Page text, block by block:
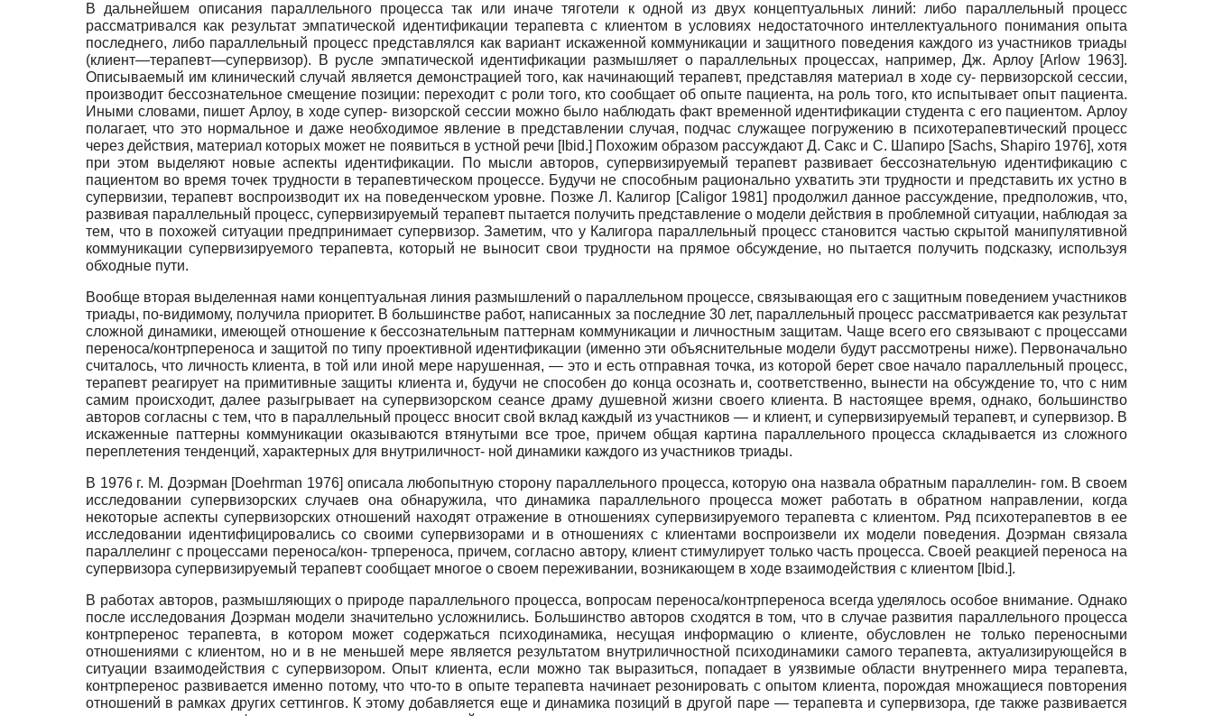
В дальнейшем описания параллельного процесса так или иначе тяготели к одной из двух концептуальных линий: либо параллельный процесс
рассматривался как результат эмпатической идентификации терапевта с клиентом в условиях недостаточного интеллектуального понимания опыта
последнего, либо параллельный процесс представлялся как вариант искаженной коммуникации и защитного поведения каждого из участников триады
(клиент—терапевт—супервизор). В русле эмпатической идентификации размышляет о параллельных процессах, например, Дж. Арлоу [Arlow 1963].
Описываемый им клинический случай является демонстрацией того, как начинающий терапевт, представляя материал в ходе су- первизорской сессии,
производит бессознательное смещение позиции: переходит с роли того, кто сообщает об опыте пациента, на роль того, кто испытывает опыт пациента.
Иными словами, пишет Арлоу, в ходе супер- визорской сессии можно было наблюдать факт временной идентификации студента с его пациентом. Арлоу
полагает, что это нормальное и даже необходимое явление в представлении случая, подчас служащее погружению в психотерапевтический процесс
через действия, материал которых может не появиться в устной речи [Ibid.] Похожим образом рассуждают Д. Сакс и С. Шапиро [Sachs, Shapiro 1976], хотя
при этом выделяют новые аспекты идентификации. По мысли авторов, супервизируемый терапевт развивает бессознательную идентификацию с
пациентом во время точек трудности в терапевтическом процессе. Будучи не способным рационально ухватить эти трудности и представить их устно в
супервизии, терапевт воспроизводит их на поведенческом уровне. Позже Л. Калигор [Caligor 1981] продолжил данное рассуждение, предположив, что,
развивая параллельный процесс, супервизируемый терапевт пытается получить представление о модели действия в проблемной ситуации, наблюдая за
тем, что в похожей ситуации предпринимает супервизор. Заметим, что у Калигора параллельный процесс становится частью скрытой манипуля­тивной
коммуникации супервизируемого терапевта, который не выносит свои трудности на прямое обсуждение, но пытается получить подсказку, используя
обходные пути.
Вообще вторая выделенная нами концептуальная линия размышлений о параллельном процессе, связывающая его с защитным поведением участников
триады, по-видимому, получила приоритет. В большинстве работ, написанных за последние 30 лет, параллельный процесс рассматривается как результат
сложной динамики, имеющей отношение к бессознательным паттернам коммуникации и личностным защитам. Чаще всего его связывают с процессами
переноса/контрпереноса и защитой по типу проективной идентификации (именно эти объяснительные модели будут рассмотрены ниже). Первоначально
считалось, что личность клиента, в той или иной мере нарушенная, — это и есть отправная точка, из которой берет свое начало параллельный процесс,
терапевт реагирует на примитивные защиты клиента и, будучи не способен до конца осознать и, соответственно, вынести на обсуждение то, что с ним
самим происходит, далее разыгрывает на супервизорском сеансе драму душевной жизни своего клиента. В настоящее время, однако, большинство
авторов согласны с тем, что в параллельный процесс вносит свой вклад каждый из участников — и клиент, и супервизируемый терапевт, и супервизор. В
искаженные паттерны коммуникации оказываются втянутыми все трое, причем общая картина параллельного процесса складывается из сложного
переплетения тенденций, характерных для внутриличност- ной динамики каждого из участников триады.
В 1976 г. М. Доэрман [Doehrman 1976] описала любопытную сторону параллельного процесса, которую она назвала обратным параллелин- гом. В своем
исследовании супервизорских случаев она обнаружила, что динамика параллельного процесса может работать в обратном направлении, когда
некоторые аспекты супервизорских отношений находят отражение в отношениях супервизируемого терапевта с клиентом. Ряд психотерапевтов в ее
исследовании идентифицировались со своими супервизорами и в отношениях с клиентами воспроизвели их модели поведения. Доэрман связала
параллелинг с процессами переноса/кон- трпереноса, причем, согласно автору, клиент стимулирует только часть процесса. Своей реакцией переноса на
супервизора супервизируемый терапевт сообщает многое о своем переживании, возникающем в ходе взаимодействия с клиентом [Ibid.].
В работах авторов, размышляющих о природе параллельного процесса, вопросам переноса/контрпереноса всегда уделялось особое внимание. Однако
после исследования Доэрман модели значительно усложнились. Большинство авторов сходятся в том, что в случае развития параллельного процесса
контрперенос терапевта, в котором может содержаться психодинамика, несущая информацию о клиенте, обусловлен не только переносными
отношениями с клиентом, но и в не меньшей мере является результатом внутриличностной психодинамики самого терапевта, актуализирующейся в
ситуации взаимодействия с супервизором. Опыт клиента, если можно так выразиться, попадает в уязвимые области внутреннего мира терапевта,
контрперенос развивается именно потому, что что-то в опыте терапевта начинает резонировать с опытом клиента, порождая множащиеся повторения
отношений в рамках других сеттингов. К этому добавляется еще и динамика позиций в другой паре — терапевта и супервизора, где также развивается